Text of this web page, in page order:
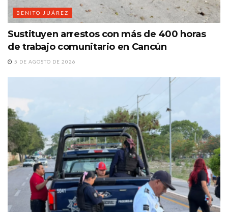
BENITO JUÁREZ
Sustituyen arrestos con más de 400 horas
de trabajo comunitario en Cancún
5 DE AGOSTO DE 2026